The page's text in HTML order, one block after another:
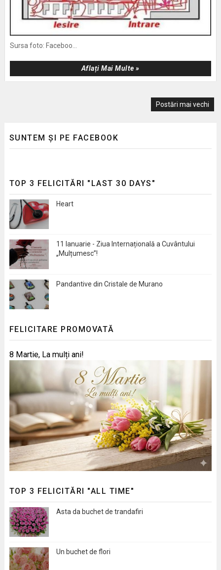
Sursa foto: Faceboo...
Aflați Mai Multe »
Postări mai vechi
SUNTEM ȘI PE FACEBOOK
TOP 3 FELICITĂRI "LAST 30 DAYS"
Heart
11 Ianuarie - Ziua Internațională a Cuvântului
„Mulțumesc”!
Pandantive din Cristale de Murano
FELICITARE PROMOVATĂ
8 Martie, La mulți ani!
TOP 3 FELICITĂRI "ALL TIME"
Asta da buchet de trandafiri
Un buchet de flori